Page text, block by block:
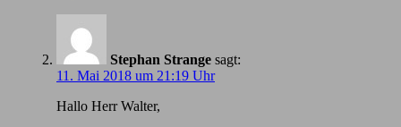
Stephan Strange sagt:
11. Mai 2018 um 21:19 Uhr
Hallo Herr Walter,